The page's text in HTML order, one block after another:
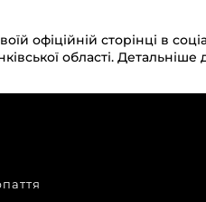
офіційній сторінці в
області. Детальніше